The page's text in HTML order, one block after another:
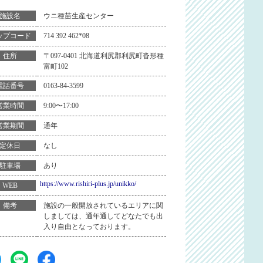
設名 ウニ種苗生産センター
プコード 714 392 462*08
住所
〒097-0401 北海道利尻郡利尻町沓形種
富町102
話番号 0163-84-3599
業時間 9:00〜17:00
業期間 通年
休日 なし
車場 あり
WEB https://www.rishiri-plus.jp/unikko/
備考
施設の一般開放されているエリアに関
しましては、通年通してどなたでも出
入り自由となっております。